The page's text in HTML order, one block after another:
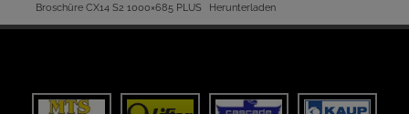
Broschüre CX14 S2 1000×685 PLUS Herunterladen